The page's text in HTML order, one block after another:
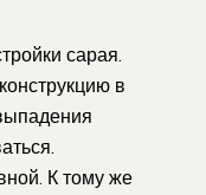
сарая.
в
К тому же